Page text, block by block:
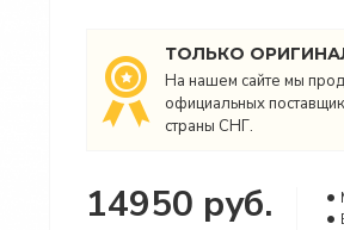
ТОЛЬКО
На нашем сайте мы
официальных
страны СНГ.
14950 руб.